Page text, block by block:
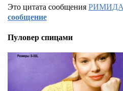
Это цитата сообщения
сообщение
Пуловер спицами